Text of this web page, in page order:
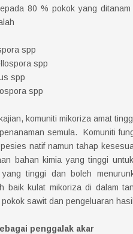
80 % pokok yang
spp
spp
spp
spp
komuniti mikoriza amat
semula. Komuniti
natif namun tahap
bahan kimia yang tinggi
yang tinggi dan boleh
baik kulat mikoriza di dalam
pokok sawit dan pengeluaran
penggalak akar